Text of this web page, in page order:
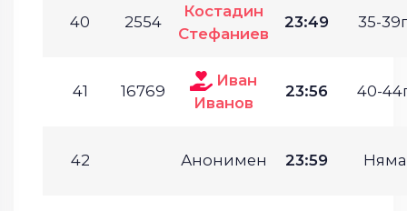
40 2554
Костадин
Стефаниев
23:49 35-
41 16769
Иван
Иванов
23:56 40-
42 Анонимен 23:59 Няма